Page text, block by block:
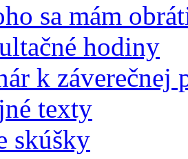
sa mám
hodiny
k záverečnej
texty
skúšky